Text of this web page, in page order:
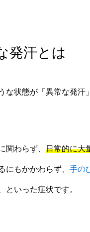
発汗とは
な状態が「異常な発
関わらず、 日常的に大
にもかかわらず、 手の
といった症状です。